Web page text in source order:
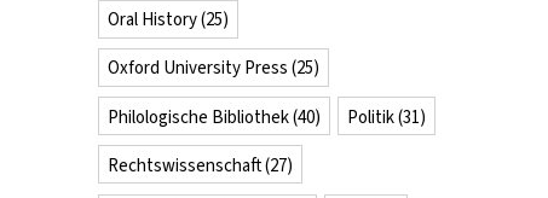
Oral History(25)
Oxford University Press (25)
Philologische Bibliothek(40) Politik(31)
Rechtswissenschaft(27)